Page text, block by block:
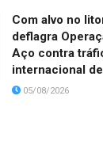
Com alvo no
deflagra
Aço contra
internacional
05/08/2026